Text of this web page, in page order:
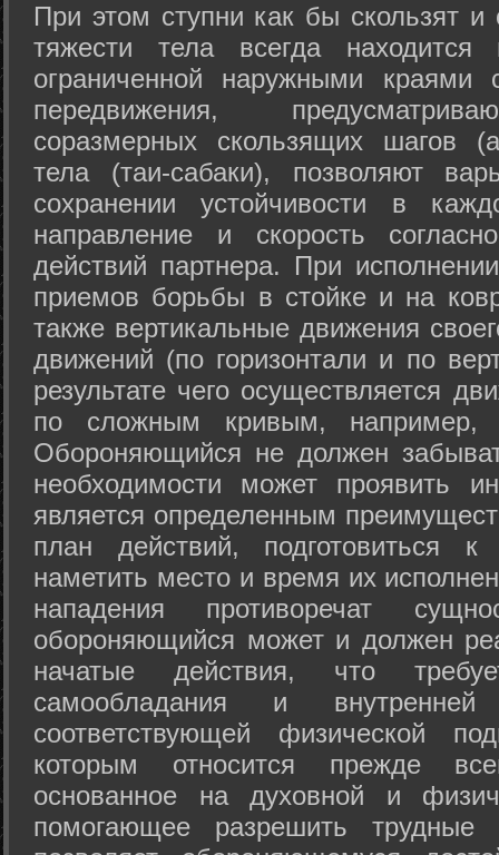
При этом ступни как бы скользят
тяжести тела всегда
ограниченной наружными краями
передвижения,
соразмерных скользящих шагов
тела (таи-сабаки), позволяют
сохранении устойчивости в
направление и скорость
действий партнера. При
приемов борьбы в стойке и на
также вертикальные движения
движений (по горизонтали и по
результате чего осуществляется
по сложным кривым, например,
Обороняющийся не должен
необходимости может проявить
является определенным
план действий, подготовиться
наметить место и время их
нападения противоречат
обороняющийся может и должен
начатые действия, что
самообладания и
соответствующей физической
которым относится прежде
основанное на духовной и
помогающее разрешить